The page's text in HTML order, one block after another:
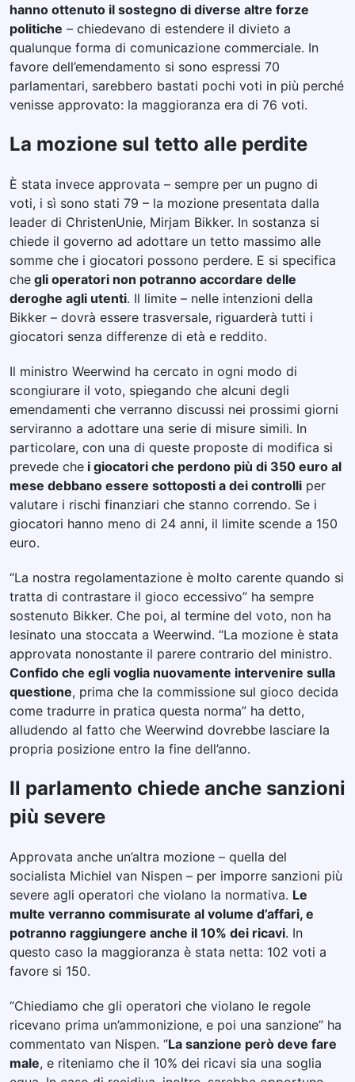
hanno ottenuto il sostegno di diverse altre forze
politiche – chiedevano di estendere il divieto a
qualunque forma di comunicazione commerciale. In
favore dell’emendamento si sono espressi 70
parlamentari, sarebbero bastati pochi voti in più perché
venisse approvato: la maggioranza era di 76 voti.
La mozione sul tetto alle perdite
È stata invece approvata – sempre per un pugno di
voti, i sì sono stati 79 – la mozione presentata dalla
leader di ChristenUnie, Mirjam Bikker. In sostanza si
chiede il governo ad adottare un tetto massimo alle
somme che i giocatori possono perdere. E si specifica
che gli operatori non potranno accordare delle
deroghe agli utenti. Il limite – nelle intenzioni della
Bikker – dovrà essere trasversale, riguarderà tutti i
giocatori senza differenze di età e reddito.
Il ministro Weerwind ha cercato in ogni modo di
scongiurare il voto, spiegando che alcuni degli
emendamenti che verranno discussi nei prossimi giorni
serviranno a adottare una serie di misure simili. In
particolare, con una di queste proposte di modifica si
prevede che i giocatori che perdono più di 350 euro al
mese debbano essere sottoposti a dei controlli per
valutare i rischi finanziari che stanno correndo. Se i
giocatori hanno meno di 24 anni, il limite scende a 150
euro.
“La nostra regolamentazione è molto carente quando si
tratta di contrastare il gioco eccessivo” ha sempre
sostenuto Bikker. Che poi, al termine del voto, non ha
lesinato una stoccata a Weerwind. “La mozione è stata
approvata nonostante il parere contrario del ministro.
Confido che egli voglia nuovamente intervenire sulla
questione, prima che la commissione sul gioco decida
come tradurre in pratica questa norma” ha detto,
alludendo al fatto che Weerwind dovrebbe lasciare la
propria posizione entro la fine dell’anno.
Il parlamento chiede anche sanzioni
più severe
Approvata anche un’altra mozione – quella del
socialista Michiel van Nispen – per imporre sanzioni più
severe agli operatori che violano la normativa. Le
multe verranno commisurate al volume d’affari, e
potranno raggiungere anche il 10% dei ricavi. In
questo caso la maggioranza è stata netta: 102 voti a
favore si 150.
“Chiediamo che gli operatori che violano le regole
ricevano prima un’ammonizione, e poi una sanzione” ha
commentato van Nispen. “La sanzione però deve fare
male, e riteniamo che il 10% dei ricavi sia una soglia